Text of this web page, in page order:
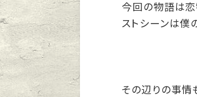
今回の物語は恋
ストシーンは僕
その辺りの事情